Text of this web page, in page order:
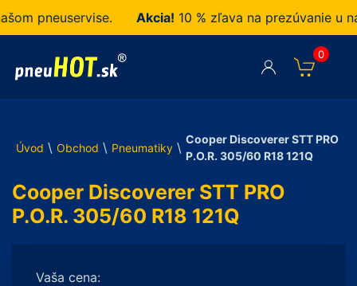
pneuservise. Akcia!10 % zľava na prezúvanie u nás
0
Úvod \ Obchod \ Pneumatiky \
Cooper Discoverer STT PRO
P.O.R. 305/60 R18 121Q
Cooper Discoverer STT PRO
P.O.R. 305/60 R18 121Q
Vaša cena: